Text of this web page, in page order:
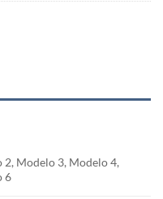
2, Modelo 3, Modelo 4,
6